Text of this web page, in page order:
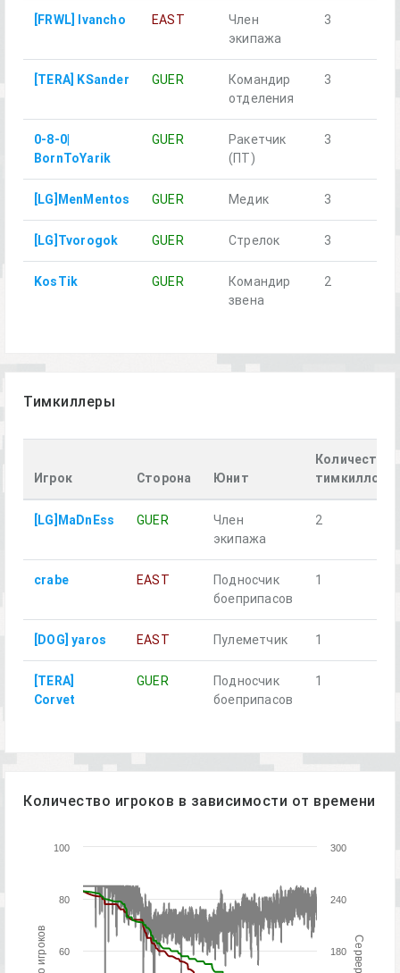
[FRWL] Ivancho EAST
Член
экипажа
3
[TERA] KSander GUER
Командир
отделения
3
0-8-0|
BornToYarik
GUER
Ракетчик
(ПТ)
3
[LG]MenMentos GUER Медик 3
[LG]Tvorogok GUER Стрелок 3
KosTik GUER
Командир
звена
2
Тимкиллеры
Игрок Сторона Юнит
Количество
тимкиллов
[LG]MaDnEss GUER
Член
экипажа
2
crabe EAST
Подносчик
боеприпасов
1
[DOG] yaros EAST Пулеметчик 1
[TERA]
Corvet
GUER
Подносчик
боеприпасов
1
Количество игроков в зависимости от времени
60
80
100
180
240
300